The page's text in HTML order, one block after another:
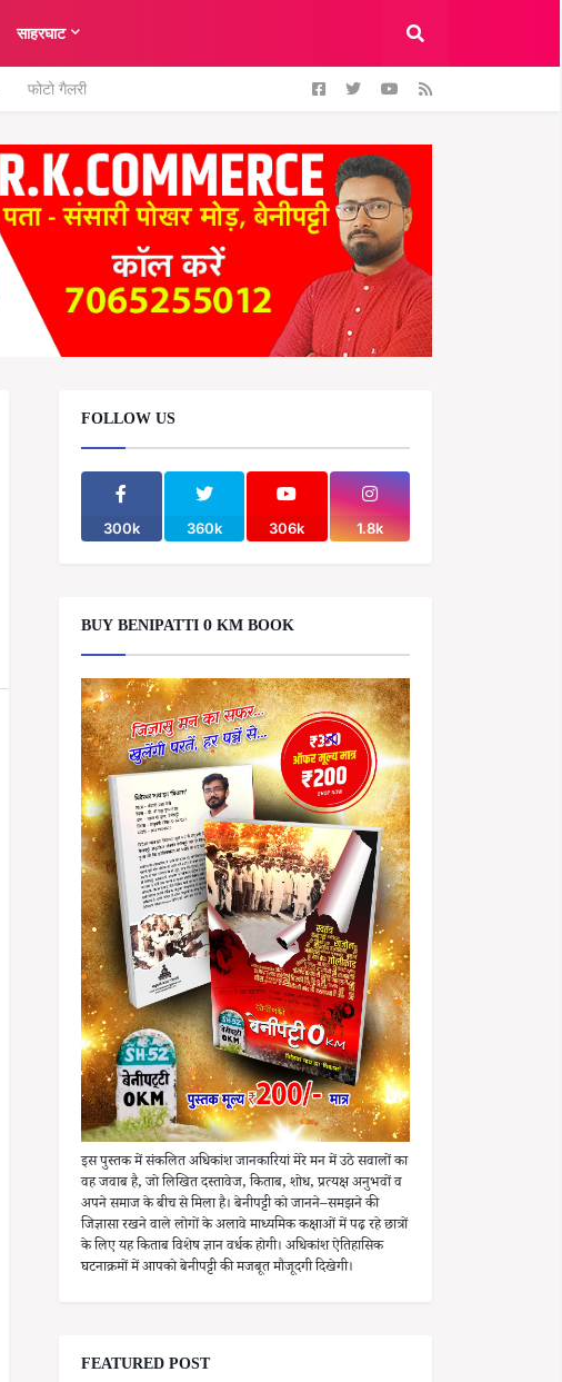
साहरघाट
फोटो गैलरी
FOLLOW US
300k 360k 306k 1.8k
BUY BENIPATTI 0 KM BOOK
इस पुस्तक में संकलित अधिकांश जानकारियां मेरे मन में उठे सवालों का
वह जवाब है, जो लिखित दस्तावेज, किताब, शोध, प्रत्यक्ष अनुभवों व
अपने समाज के बीच से मिला है। बेनीपट्टी को जानने–समझने की
जिज्ञासा रखने वाले लोगों के अलावे माध्यमिक कक्षाओं में पढ़ रहे छात्रों
के लिए यह किताब विशेष ज्ञान वर्धक होगी। अधिकांश ऐतिहासिक
घटनाक्रमों में आपको बेनीपट्टी की मजबूत मौजूदगी दिखेगी।
FEATURED POST